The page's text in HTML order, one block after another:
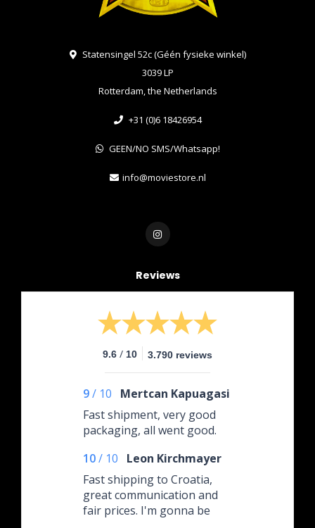
Statensingel 52c (Géén fysieke winkel)
3039 LP
Rotterdam, the Netherlands
+31 (0)6 18426954
GEEN/NO SMS/Whatsapp!
info@moviestore.nl
Reviews
9.6 / 10 3.790 reviews
9/ 10
Mertcan Kapuagasi
Fast shipment, very good
packaging, all went good.
10/ 10
Leon Kirchmayer
Fast shipping to Croatia,
great communication and
fair prices. I'm gonna be